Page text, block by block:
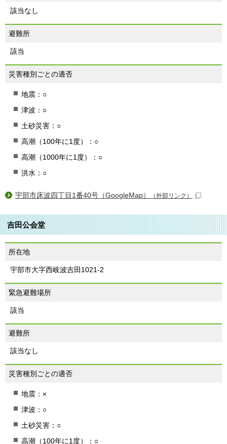
該当なし
避難所
該当
災害種別ごとの適否
地震：○
津波：○
土砂災害：○
高潮（100年に1度）：○
高潮（1000年に1度）：○
洪水：○
宇部市床波四丁目1番40号（GoogleMap） （外部リンク）
吉田公会堂
所在地
宇部市大字西岐波吉田1021-2
緊急避難場所
該当
避難所
該当なし
災害種別ごとの適否
地震：×
津波：○
土砂災害：○
高潮（100年に1度）：○